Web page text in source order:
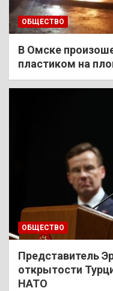
ОБЩЕСТВО
В Омске
пластиком на
ОБЩЕСТВО
Представитель
открытости
НАТО